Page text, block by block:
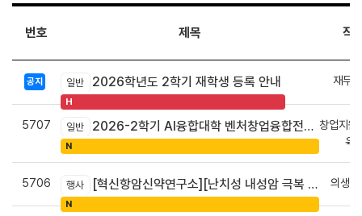
번호 제목 작
공지 일반 2026학년도 2학기 재학생 등록 안내
H
재무
5707 일반 2026-2학기 AI융합대학 벤처창업융합전공 안내
N
창업지원
육
5706 행사 [혁신항암신약연구소][난치성 내성암 극복 차세대 신약개발 글로벌 사업단] 심포지엄 8월 24일 ~ 25일
N
의생